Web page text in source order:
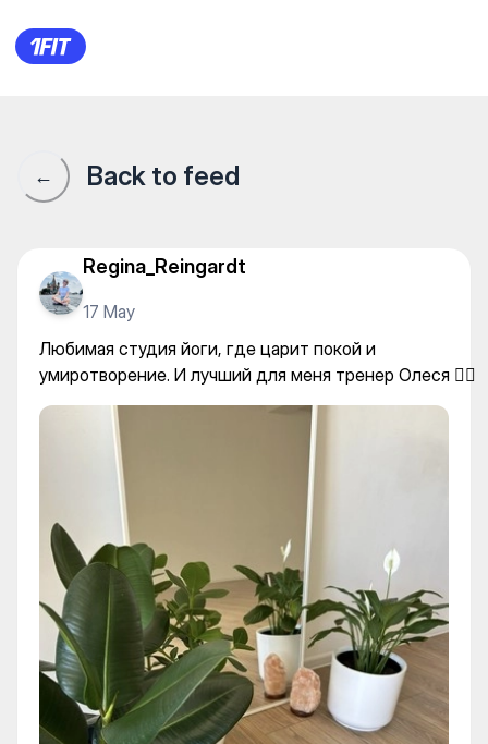
Студия йоги "Reset" — Yoga
← Back to feed
Regina_Reingardt
17 May
Любимая студия йоги, где царит покой и
умиротворение. И лучший для меня тренер Олеся 🧘‍♀️